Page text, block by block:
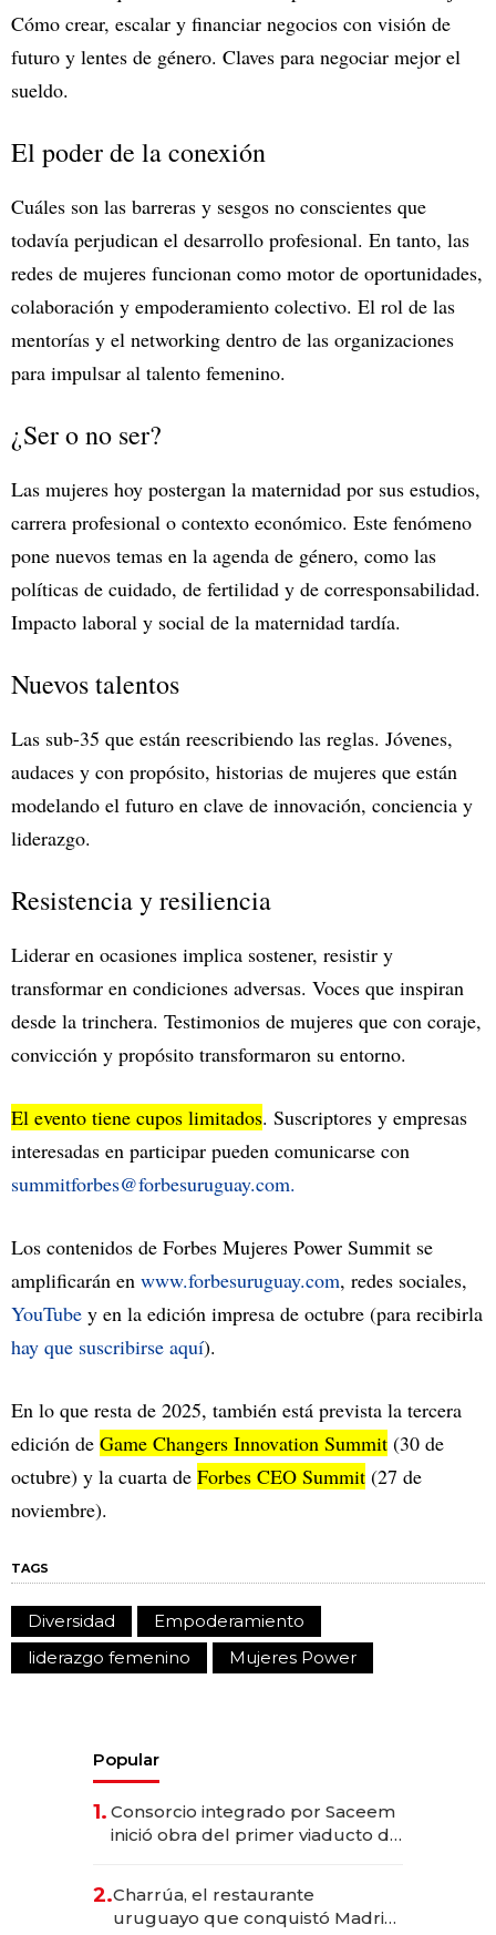
Cómo crear, escalar y financiar negocios con visión de
futuro y lentes de género. Claves para negociar mejor el
sueldo.
El poder de la conexión
Cuáles son las barreras y sesgos no conscientes que
todavía perjudican el desarrollo profesional. En tanto, las
redes de mujeres funcionan como motor de oportunidades,
colaboración y empoderamiento colectivo. El rol de las
mentorías y el networking dentro de las organizaciones
para impulsar al talento femenino.
¿Ser o no ser?
Las mujeres hoy postergan la maternidad por sus estudios,
carrera profesional o contexto económico. Este fenómeno
pone nuevos temas en la agenda de género, como las
políticas de cuidado, de fertilidad y de corresponsabilidad.
Impacto laboral y social de la maternidad tardía.
Nuevos talentos
Las sub-35 que están reescribiendo las reglas. Jóvenes,
audaces y con propósito, historias de mujeres que están
modelando el futuro en clave de innovación, conciencia y
liderazgo.
Resistencia y resiliencia
Liderar en ocasiones implica sostener, resistir y
transformar en condiciones adversas. Voces que inspiran
desde la trinchera. Testimonios de mujeres que con coraje,
convicción y propósito transformaron su entorno.
El evento tiene cupos limitados. Suscriptores y empresas
interesadas en participar pueden comunicarse con
summitforbes@forbesuruguay.com.
Los contenidos de Forbes Mujeres Power Summit se
amplificarán en www.forbesuruguay.com, redes sociales,
YouTube y en la edición impresa de octubre (para recibirla
hay que suscribirse aquí).
En lo que resta de 2025, también está prevista la tercera
edición de Game Changers Innovation Summit (30 de
octubre) y la cuarta de Forbes CEO Summit (27 de
noviembre).
TAGS
Diversidad
Empoderamiento
liderazgo femenino
Mujeres Power
Popular
1. Consorcio integrado por Saceem
inició obra del primer viaducto de
millones
2.Charrúa, el restaurante
uruguayo que conquistó Madrid: